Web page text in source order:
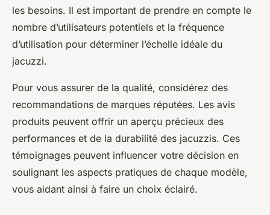
les besoins. Il est important de prendre en compte le
nombre d’utilisateurs potentiels et la fréquence
d’utilisation pour déterminer l’échelle idéale du
jacuzzi.
Pour vous assurer de la qualité, considérez des
recommandations de marques réputées. Les avis
produits peuvent offrir un aperçu précieux des
performances et de la durabilité des jacuzzis. Ces
témoignages peuvent influencer votre décision en
soulignant les aspects pratiques de chaque modèle,
vous aidant ainsi à faire un choix éclairé.